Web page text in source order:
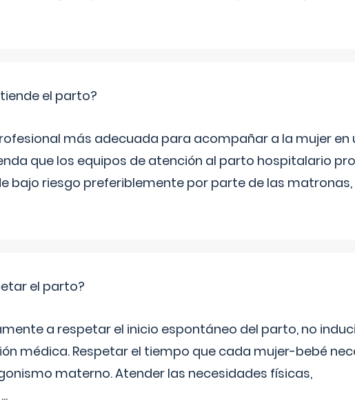
el parto?
más adecuada para acompañar a la mujer en
que los equipos de atención al parto hospitalario
bajo riesgo preferiblemente por parte de las
el parto?
a respetar el inicio espontáneo del parto, no
médica. Respetar el tiempo que cada mujer-bebé
materno. Atender las necesidades físicas,
...